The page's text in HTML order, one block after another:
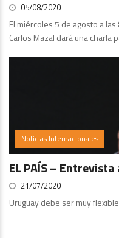
05/08/2020
El miércoles 5 de agosto a
Carlos Mazal dará una charla
Noticias Internacionales
EL PAÍS –
21/07/2020
Uruguay debe ser muy